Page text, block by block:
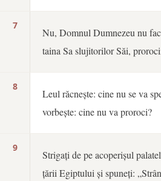
7
Nu, Domnul Dumnezeu nu
taina Sa slujitorilor Săi,
8
Leul răcnește: cine nu se va
vorbește: cine nu va proroci?
9
Strigați de pe acoperișul
țării Egiptului și spuneți: